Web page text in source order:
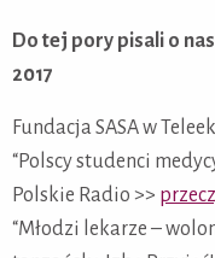
Do tej pory pisali o
2017
Fundacja SASA w
“Polscy studenci
Polskie Radio >>
“Młodzi lekarze –